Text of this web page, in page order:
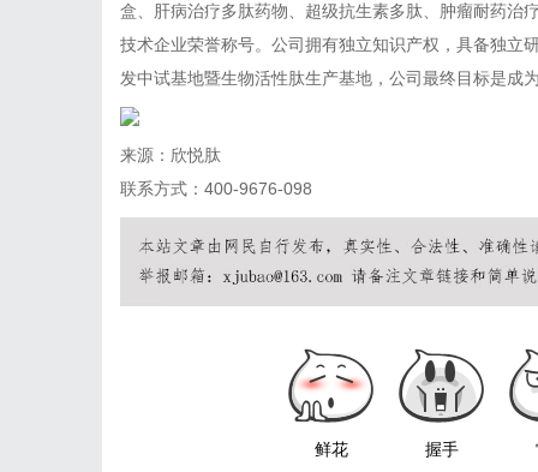
盒、肝病治疗多肽药物、超级抗生素多肽、肿瘤耐药治
技术企业荣誉称号。公司拥有独立知识产权，具备独立
发中试基地暨生物活性肽生产基地，公司最终目标是成
来源：欣悦肽
联系方式：400-9676-098
鲜花 握手